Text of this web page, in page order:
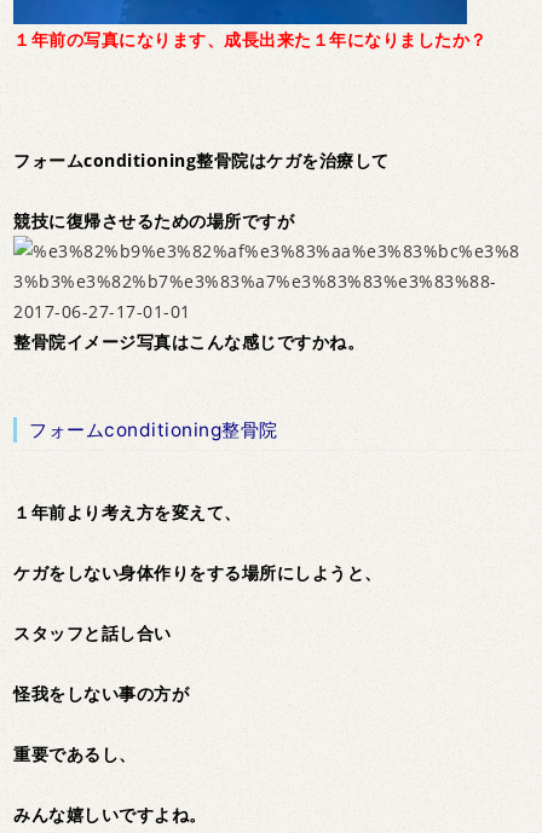
１年前の写真になります、成長出来た１年になりましたか？
フォームconditioning整骨院はケガを治療して
競技に復帰させるための場所ですが
整骨院イメージ写真はこんな感じですかね。
フォームconditioning整骨院
１年前より考え方を変えて、
ケガをしない身体作りをする場所にしようと、
スタッフと話し合い
怪我をしない事の方が
重要であるし、
みんな嬉しいですよね。